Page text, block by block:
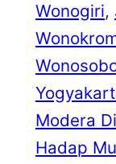
Wonogiri,
Modera
Hadap